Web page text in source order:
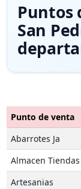
Puntos
San
Punto de venta
Abarrotes Ja
Almacen
Artesanias